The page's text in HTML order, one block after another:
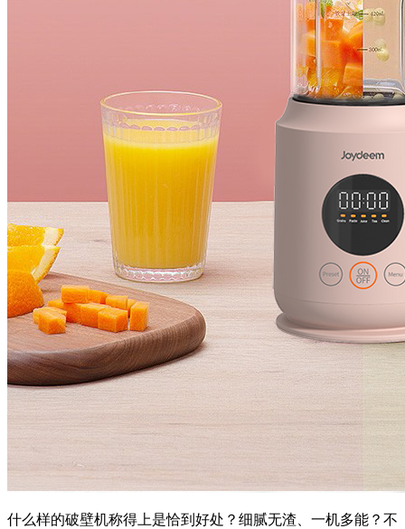
什么样的破壁机称得上是恰到好处？细腻无渣、一机多能？不